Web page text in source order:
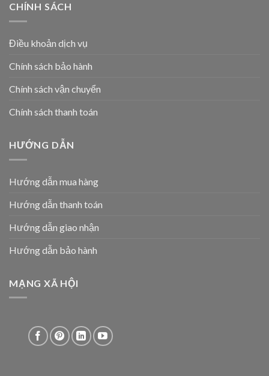
CHÍNH SÁCH
Điều khoản dịch vụ
Chính sách bảo hành
Chính sách vận chuyển
Chính sách thanh toán
HƯỚNG DẪN
Hướng dẫn mua hàng
Hướng dẫn thanh toán
Hướng dẫn giao nhận
Hướng dẫn bảo hành
MẠNG XÃ HỘI